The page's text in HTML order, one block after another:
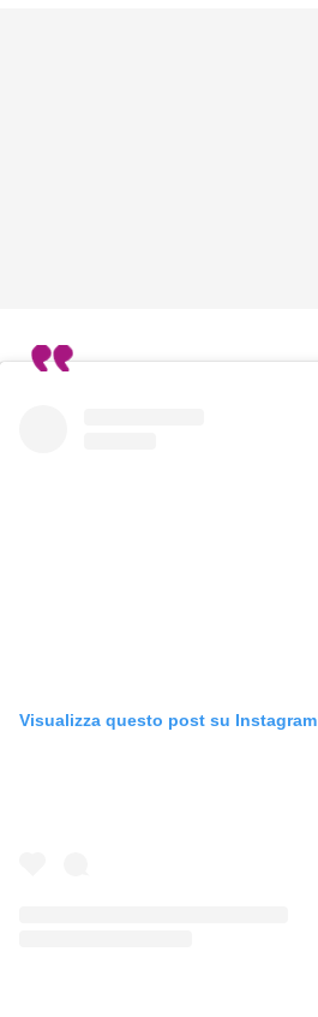
Visualizza questo post su Instagram